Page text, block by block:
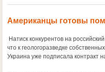
Американцы готовы
Натиск конкурентов на
что к геологоразведке
Украина уже подписала контракт